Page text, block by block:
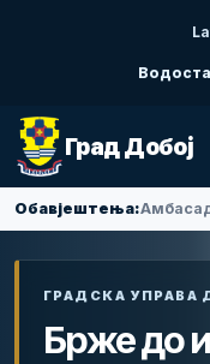
Град Добој
Обавјештења:
ГРАДСКА УПРАВА
Брже до